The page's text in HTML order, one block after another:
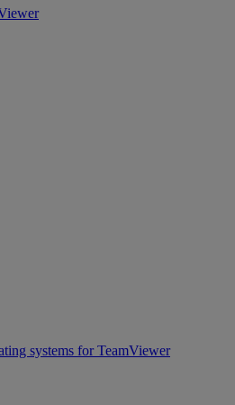
systems for TeamViewer